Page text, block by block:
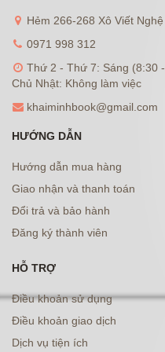
Hẻm 266-268 Xô Viết
0971 998 312
Thứ 2 - Thứ 7: Sáng (8:30
Chủ Nhật: Không làm việc
khaiminhbook@gmail.com
HƯỚNG DẪN
Hướng dẫn mua hàng
Giao nhận và thanh toán
Đổi trả và bảo hành
Đăng ký thành viên
HỖ TRỢ
Điều khoản sử dụng
Điều khoản giao dịch
Dịch vụ tiện ích